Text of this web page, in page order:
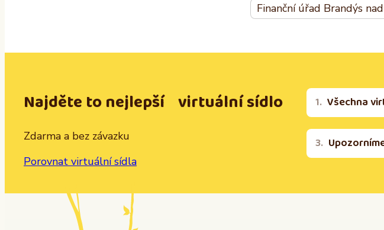
Finanční úřad Brandýs
Najděte to nejlepší virtuální sídlo
Zdarma a bez závazku
Porovnat virtuální sídla
Všechna